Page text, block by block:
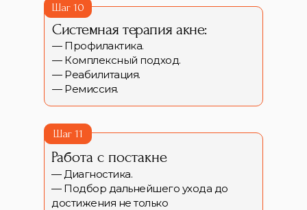
Системная терапия акне:
— Профилактика.
— Комплексный подход.
— Реабилитация.
— Ремиссия.
Шаг 10
Работа с постакне
Шаг 11
— Диагностика.
— Подбор дальнейшего ухода до
достижения не только